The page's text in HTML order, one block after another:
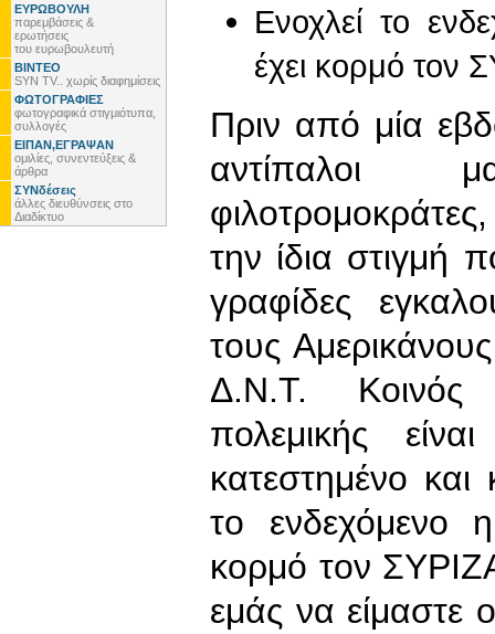
ΕΥΡΩΒΟΥΛΗ
παρεμβάσεις &
ερωτήσεις
του ευρωβουλευτή
ΒΙΝΤΕΟ
SYN TV.. χωρίς διαφημίσεις
ΦΩΤΟΓΡΑΦΙΕΣ
φωτογραφικά στιγμιότυπα,
συλλογές
ΕΙΠΑΝ,ΕΓΡΑΨΑΝ
ομιλίες, συνεντεύξεις &
άρθρα
ΣΥΝδέσεις
άλλες διευθύνσεις στο
Διαδίκτυο
Ενοχλεί το
έχει κορμό τον
Πριν από μία
αντίπαλοι
την ίδια στιγμή
γραφίδες
τους
Δ.Ν.Τ. Κοινός
πολεμικής
κατεστημένο και
το ενδεχόμενο
κορμό τον
εμάς να είμαστε